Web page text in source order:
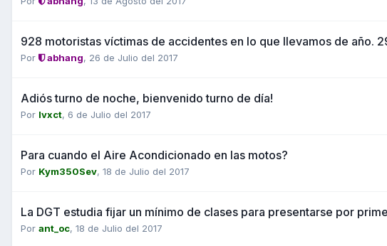
928 motoristas víctimas de accidentes en lo que llevamos de año.
Por abhang, 26 de Julio del 2017
Adiós turno de noche, bienvenido turno de día!
Por Ivxct, 6 de Julio del 2017
Para cuando el Aire Acondicionado en las motos?
Por Kym350Sev, 18 de Julio del 2017
La DGT estudia fijar un mínimo de clases para presentarse por
Por ant_oc, 18 de Julio del 2017